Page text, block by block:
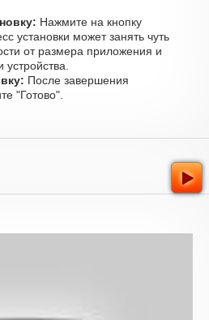
Нажмите на кнопку
установки может занять чуть
от размера приложения и
устройства.
После завершения
"Готово".